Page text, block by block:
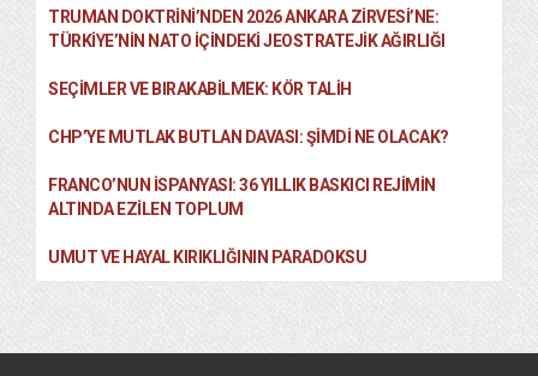
TRUMAN DOKTRINI’NDEN 2026 ANKARA ZIRVESI’NE:
TÜRKIYE’NIN NATO İÇINDEKI JEOSTRATEJIK AĞIRLIĞI
SEÇIMLER VE BIRAKABILMEK: KÖR TALIH
CHP’YE MUTLAK BUTLAN DAVASI: ŞİMDİ NE OLACAK?
FRANCO’NUN İSPANYASI: 36 YILLIK BASKICI REJIMIN
ALTINDA EZILEN TOPLUM
UMUT VE HAYAL KIRIKLIĞININ PARADOKSU